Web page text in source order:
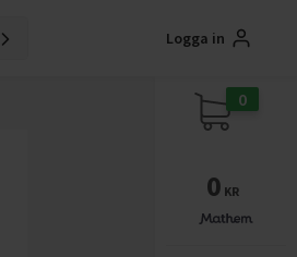
Logga in
0
0 KR